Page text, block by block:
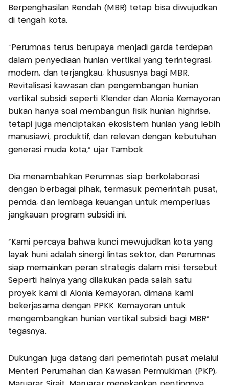
Berpenghasilan Rendah (MBR) tetap bisa diwujudkan
di tengah kota.
"Perumnas terus berupaya menjadi garda terdepan
dalam penyediaan hunian vertikal yang terintegrasi,
modern, dan terjangkau, khususnya bagi MBR.
Revitalisasi kawasan dan pengembangan hunian
vertikal subsidi seperti Klender dan Alonia Kemayoran
bukan hanya soal membangun fisik hunian highrise,
tetapi juga menciptakan ekosistem hunian yang lebih
manusiawi, produktif, dan relevan dengan kebutuhan
generasi muda kota," ujar Tambok.
Dia menambahkan Perumnas siap berkolaborasi
dengan berbagai pihak, termasuk pemerintah pusat,
pemda, dan lembaga keuangan untuk memperluas
jangkauan program subsidi ini.
“Kami percaya bahwa kunci mewujudkan kota yang
layak huni adalah sinergi lintas sektor, dan Perumnas
siap memainkan peran strategis dalam misi tersebut.
Seperti halnya yang dilakukan pada salah satu
proyek kami di Alonia Kemayoran, dimana kami
bekerjasama dengan PPKK Kemayoran untuk
mengembangkan hunian vertikal subsidi bagi MBR”
tegasnya.
Dukungan juga datang dari pemerintah pusat melalui
Menteri Perumahan dan Kawasan Permukiman (PKP),